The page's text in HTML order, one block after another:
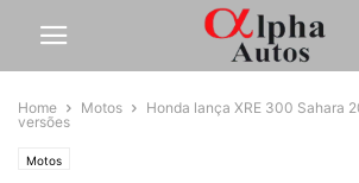
Home Motos
Honda lança XRE 300 Sahara
versões
Motos